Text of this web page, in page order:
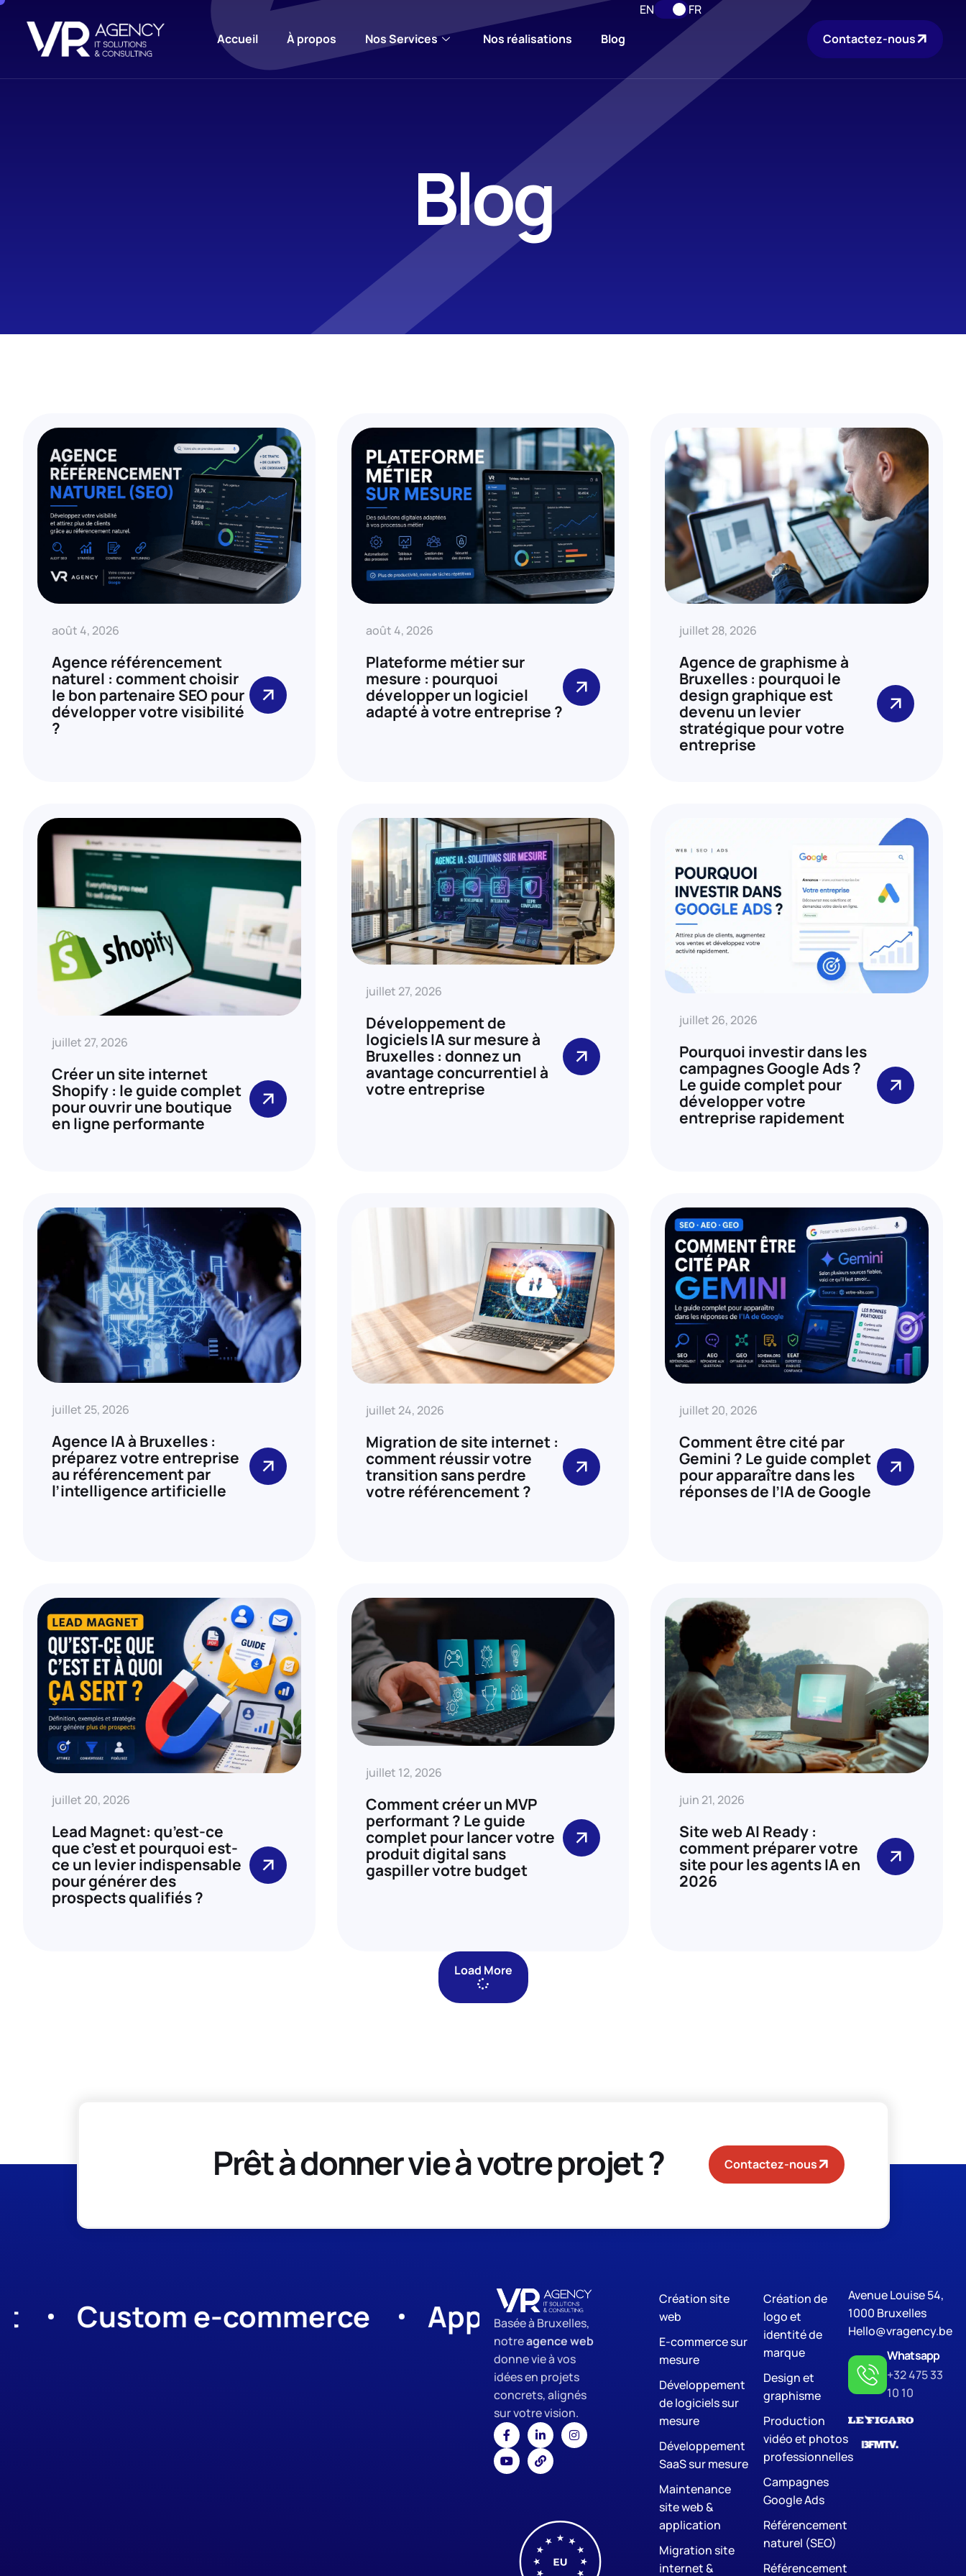
Accueil À propos Nos Services Nos réalisations Blog
EN
FR
Contactez-nous
Blog
août 4, 2026
Agence référencement
naturel : comment choisir
le bon partenaire SEO pour
développer votre visibilité
?
août 4, 2026
Plateforme métier sur
mesure : pourquoi
développer un logiciel
adapté à votre entreprise ?
juillet 28, 2026
Agence de graphisme à
Bruxelles : pourquoi le
design graphique est
devenu un levier
stratégique pour votre
entreprise
juillet 27, 2026
Créer un site internet
Shopify : le guide complet
pour ouvrir une boutique
en ligne performante
juillet 27, 2026
Développement de
logiciels IA sur mesure à
Bruxelles : donnez un
avantage concurrentiel à
votre entreprise
juillet 26, 2026
Pourquoi investir dans les
campagnes Google Ads ?
Le guide complet pour
développer votre
entreprise rapidement
juillet 25, 2026
Agence IA à Bruxelles :
préparez votre entreprise
au référencement par
l’intelligence artificielle
juillet 24, 2026
Migration de site internet :
comment réussir votre
transition sans perdre
votre référencement ?
juillet 20, 2026
Comment être cité par
Gemini ? Le guide complet
pour apparaître dans les
réponses de l’IA de Google
juillet 20, 2026
Lead Magnet: qu’est-ce
que c’est et pourquoi est-
ce un levier indispensable
pour générer des
prospects qualifiés ?
juillet 12, 2026
Comment créer un MVP
performant ? Le guide
complet pour lancer votre
produit digital sans
gaspiller votre budget
juin 21, 2026
Site web AI Ready :
comment préparer votre
site pour les agents IA en
2026
Load More
Prêt à donner vie à votre projet ? Contactez-nous
e-commerce App Development Digital Marketing
Basée à Bruxelles,
notreagence web
donne vie à vos
idées en projets
concrets, alignés
sur votre vision.
Création site
web
E-commerce sur
mesure
Développement
de logiciels sur
mesure
Développement
SaaS sur mesure
Maintenance
site web &
application
Migration site
internet &
Création de
logo et
identité de
marque
Design et
graphisme
Production
vidéo et photos
professionnelles
Campagnes
Google Ads
Référencement
naturel (SEO)
Référencement
Avenue Louise 54,
1000 Bruxelles
Hello@vragency.be
Whatsapp
+32 475 33
10 10